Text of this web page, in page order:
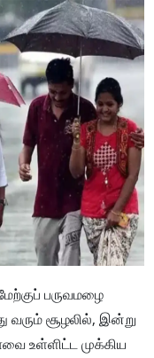
பருவமழை
வரும் சூழலில், இன்று
உள்ளிட்ட முக்கிய